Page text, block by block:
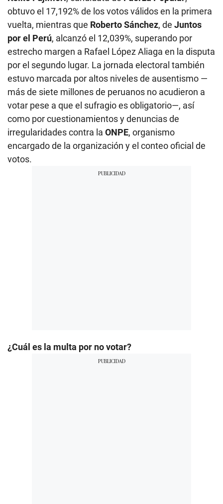
obtuvo el 17,192% de los votos válidos en la primera
vuelta, mientras que Roberto Sánchez, de Juntos
por el Perú, alcanzó el 12,039%, superando por
estrecho margen a Rafael López Aliaga en la disputa
por el segundo lugar. La jornada electoral también
estuvo marcada por altos niveles de ausentismo —
más de siete millones de peruanos no acudieron a
votar pese a que el sufragio es obligatorio—, así
como por cuestionamientos y denuncias de
irregularidades contra la ONPE, organismo
encargado de la organización y el conteo oficial de
votos.
¿Cuál es la multa por no votar?